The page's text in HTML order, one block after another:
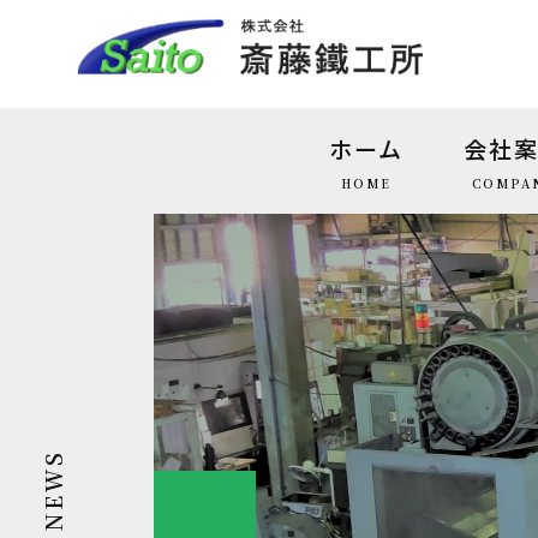
ホーム
HOME
会社
NEWS